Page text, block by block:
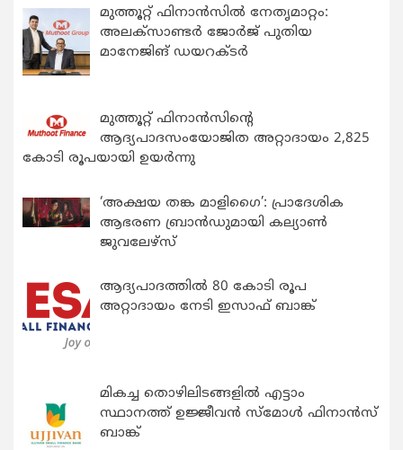
മുത്തൂറ്റ് ഫിനാൻസിൽ നേതൃമാറ്റം:
അലക്സാണ്ടർ ജോർജ് പുതിയ
മാനേജിങ് ഡയറക്ടർ
മുത്തൂറ്റ് ഫിനാൻസിന്റെ
ആദ്യപാദസംയോജിത അറ്റാദായം 2,825
കോടി രൂപയായി ഉയർന്നു
‘അക്ഷയ തങ്ക മാളിഗൈ’: പ്രാദേശിക
ആഭരണ ബ്രാന്‍ഡുമായി കല്യാണ്‍
ജുവലേഴ്‌സ്
ആദ്യപാദത്തിൽ 80 കോടി രൂപ
അറ്റാദായം നേടി ഇസാഫ് ബാങ്ക്
മികച്ച തൊഴിലിടങ്ങളിൽ എട്ടാം
സ്ഥാനത്ത് ഉജ്ജീവൻ സ്മോൾ ഫിനാൻസ്
ബാങ്ക്